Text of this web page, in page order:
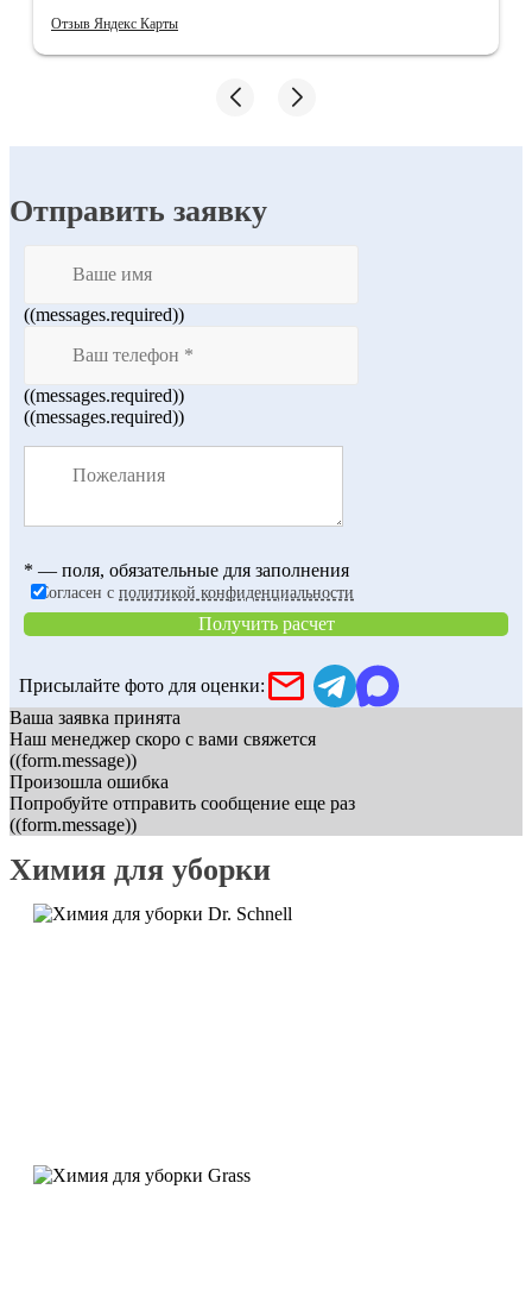
Отзыв Яндекс Карты
Отправить заявку
((messages.required))
((messages.required))
((messages.required))
* — поля, обязательные для заполнения
Согласен с политикой конфиденциальности
Получить расчет
Присылайте фото для оценки:
Ваша заявка принята
Наш менеджер скоро с вами свяжется
((form.message))
Произошла ошибка
Попробуйте отправить сообщение еще раз
((form.message))
Химия для уборки